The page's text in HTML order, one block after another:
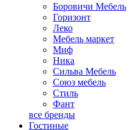
Боровичи Мебель
Горизонт
Леко
Мебель маркет
Миф
Ника
Сильва Мебель
Союз мебель
Стиль
Фант
все бренды
Гостиные